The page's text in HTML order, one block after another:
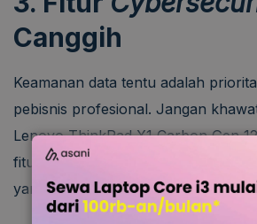
Canggih
Keamanan data tentu adalah
pebisnis profesional. Jangan
Lenovo ThinkPad X1 Carbon Gen
fitur cybersecurity
canggih dengan
yang terintegrasi pada tombol